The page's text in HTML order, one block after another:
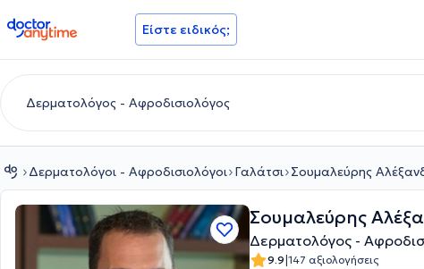
doctoranytime Είστε ειδικός;
Δερματολόγοι - Αφροδισιολόγοι Γαλάτσι Σουμαλεύρης
Σουμαλεύρης
Δερματολόγος -
9.9|147 αξιολογήσεις